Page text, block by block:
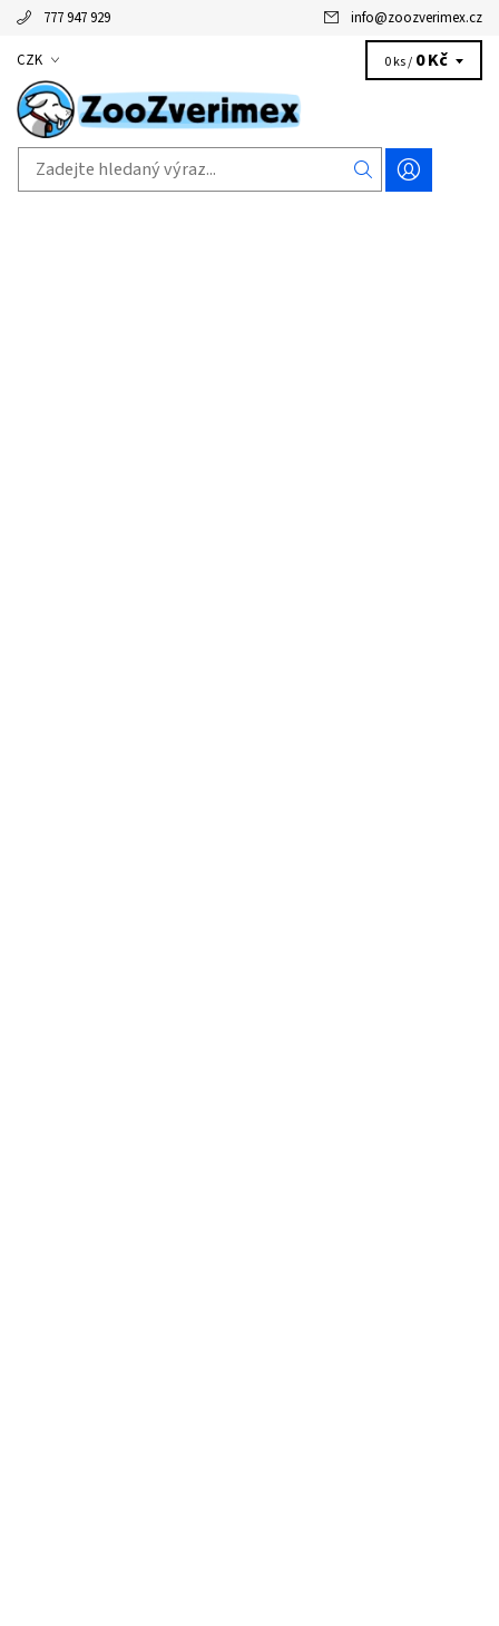
777 947 929 info@zoozverimex.cz
CZK 0 ks / 0 Kč